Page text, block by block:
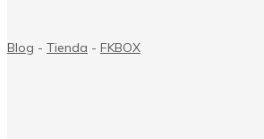
Blog - Tienda - FKBOX